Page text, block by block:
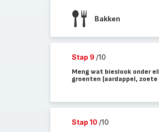
Bakken
Stap 9 /10
Meng wat bieslook onder
groenten (aardappel,
Stap 10 /10